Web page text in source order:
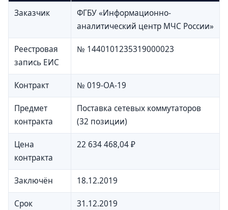
Заказчик
ФГБУ «Информационно-
аналитический центр МЧС России»
Реестровая
запись ЕИС
№ 1440101235319000023
Контракт № 019-ОА-19
Предмет
контракта
Поставка сетевых коммутаторов
(32 позиции)
Цена
контракта
22 634 468,04 ₽
Заключён 18.12.2019
Срок
31.12.2019